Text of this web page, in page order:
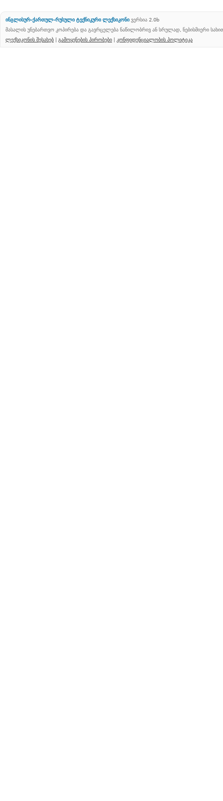
ინგლისურ-ქართულ-რუსული ტექნიკური ლექსიკონი ვერსია 2.0b
მასალის უნებართვო კოპირება და გავრცელება ნაწილობრივ ან სრულად, ნებისმიერი
ლექსიკონის შესახებ | გამოყენების პირობები | კონფიდენციალობის პოლიტიკა